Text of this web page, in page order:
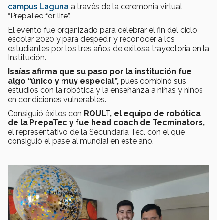
campus Laguna a través de la ceremonia virtual
“PrepaTec for life”.
El evento fue organizado para celebrar el fin del ciclo
escolar 2020 y para despedir y reconocer a los
estudiantes por los tres años de exitosa trayectoria en la
Institución.
Isaías afirma que su paso por la institución fue
algo “único y muy especial”, pues combinó sus
estudios con la robótica y la enseñanza a niñas y niños
en condiciones vulnerables.
Consiguió éxitos con ROULT, el equipo de robótica
de la PrepaTec y fue head coach de Tecminators,
el representativo de la Secundaria Tec, con el que
consiguió el pase al mundial en este año.